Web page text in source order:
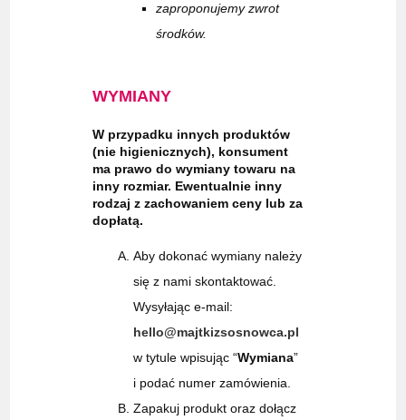
zaproponujemy zwrot
środków.
WYMIANY
W przypadku innych produktów
(nie higienicznych), konsument
ma prawo do wymiany towaru na
inny rozmiar. Ewentualnie inny
rodzaj z zachowaniem ceny lub za
dopłatą.
Aby dokonać wymiany należy
się z nami skontaktować.
Wysyłając e-mail:
hello@majtkizsosnowca.pl
w tytule wpisując “Wymiana”
i podać numer zamówienia.
Zapakuj produkt oraz dołącz